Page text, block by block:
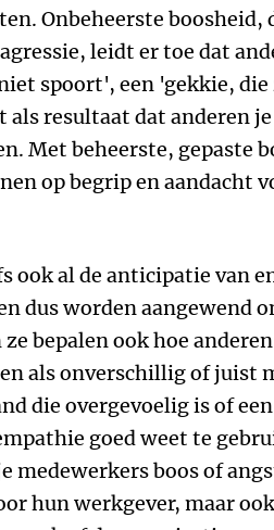
Onbeheerste boosheid,
leidt er toe dat
spoort', een 'gekkie,
als resultaat dat anderen
Met beheerste, gepaste
op begrip en aandacht
ook al de anticipatie van
dus worden aangewend
bepalen ook hoe
als onverschillig of juist
die overgevoelig is of
goed weet te
medewerkers boos of
hun werkgever, maar